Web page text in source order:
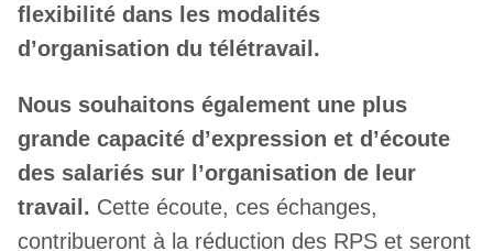
flexibilité dans les modalités
d’organisation du télétravail.
Nous souhaitons également une plus
grande capacité d’expression et d’écoute
des salariés sur l’organisation de leur
travail. Cette écoute, ces échanges,
contribueront à la réduction des RPS et seront